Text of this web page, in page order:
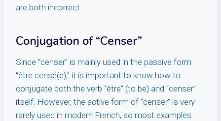
are both incorrect.
Conjugation of “Censer”
Since “censer” is mainly used in the passive form
“être censé(e),” it is important to know how to
conjugate both the verb “être” (to be) and “censer”
itself. However, the active form of “censer” is very
rarely used in modern French, so most examples